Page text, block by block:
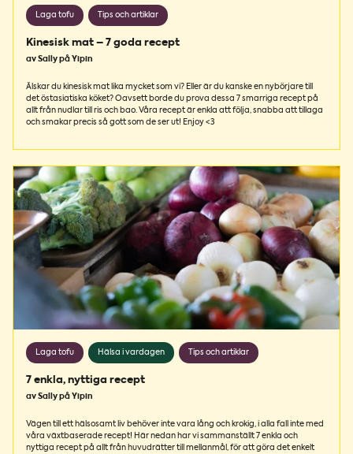
Laga tofu Tips och artiklar
Kinesisk mat – 7 goda recept
av Sally på Yipin
Älskar du kinesisk mat lika mycket som vi? Eller är du kanske en nybörjare till
det östasiatiska köket? Oavsett borde du prova dessa 7 smarriga recept på
allt från nudlar till ris och bao. Våra recept är enkla att följa, snabba att tillaga
och smakar precis så gott som de ser ut! Enjoy <3
Laga tofu Hälsa i vardagen Tips och artiklar
7 enkla, nyttiga recept
av Sally på Yipin
Vägen till ett hälsosamt liv behöver inte vara lång och krokig, i alla fall inte med
våra växtbaserade recept! Här nedan har vi sammanställt 7 enkla och
nyttiga recept på allt från huvudrätter till mellanmål, för att göra det enkelt